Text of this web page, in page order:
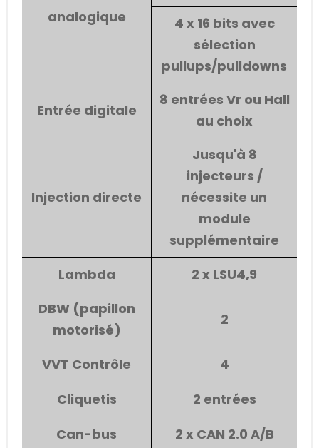
analogique
4 x 16 bits avec
sélection
pullups/pulldowns
Entrée digitale
8 entrées Vr ou Hall
au choix
Injection directe
Jusqu'à 8
injecteurs /
nécessite un
module
supplémentaire
Lambda
2 x LSU4,9
DBW (papillon
motorisé)
2
VVT Contrôle
4
Cliquetis
2 entrées
Can-bus
2 x CAN 2.0 A/B